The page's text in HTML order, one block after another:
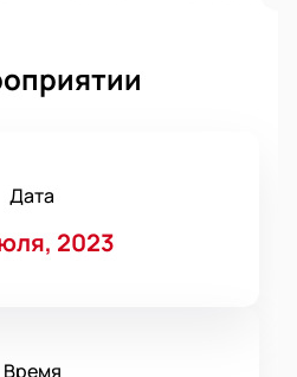
Дата
2023
Время